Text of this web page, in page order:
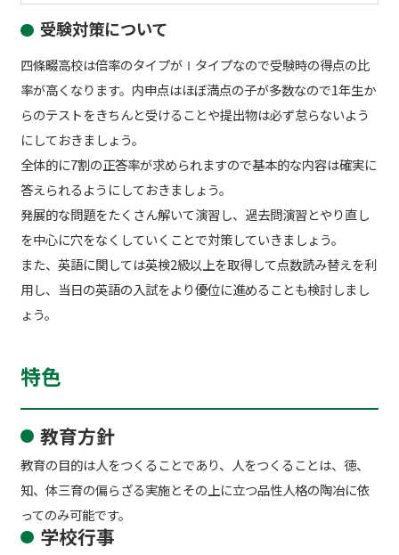
受験対策について
四條畷高校は倍率のタイプがⅠタイプなので受験時の得点の比
率が高くなります。内申点はほぼ満点の子が多数なので1年生か
らのテストをきちんと受けることや提出物は必ず怠らないよう
にしておきましょう。
全体的に7割の正答率が求められますので基本的な内容は確実に
答えられるようにしておきましょう。
発展的な問題をたくさん解いて演習し、過去問演習とやり直し
を中心に穴をなくしていくことで対策していきましょう。
また、英語に関しては英検2級以上を取得して点数読み替えを利
用し、当日の英語の入試をより優位に進めることも検討しまし
ょう。
特色
教育方針
教育の目的は人をつくることであり、人をつくることは、徳、
知、体三育の偏らざる実施とその上に立つ品性人格の陶冶に依
ってのみ可能です。
学校行事